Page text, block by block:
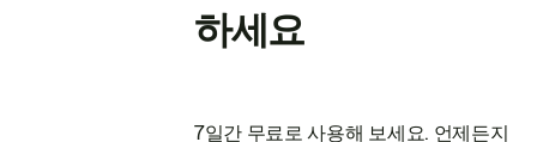
하세요
7일간 무료로 사용해 보세요. 언제든지